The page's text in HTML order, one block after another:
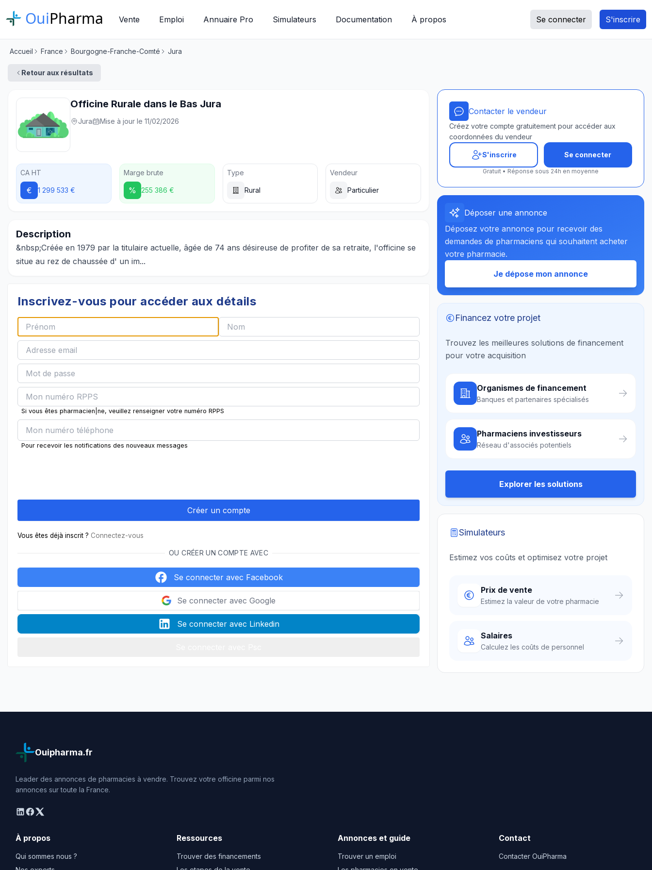
OuiPharma Vente Emploi Annuaire Pro Simulateurs Documentation À propos Se connecter S'inscrire
Accueil France Bourgogne-Franche-Comté Jura
Retour aux résultats
Officine Rurale dans le Bas Jura
Jura Mise à jour le 11/02/2026
CA HT
€ 1 299 533 €
Marge brute
% 255 386 €
Type
Rural
Vendeur
Particulier
Description
&nbsp;Créée en 1979 par la titulaire actuelle, âgée de 74 ans désireuse de profiter de sa retraite, l'officine se
situe au rez de chaussée d' un im...
Inscrivez-vous pour accéder aux détails
Si vous êtes pharmacien|ne, veuillez renseigner votre numéro RPPS
Pour recevoir les notifications des nouveaux messages
Vous êtes déjà inscrit ? Connectez-vous
OU CRÉER UN COMPTE AVEC
Se connecter avec Facebook
Se connecter avec Google
Se connecter avec Linkedin
Contacter le vendeur
Créez votre compte gratuitement pour accéder aux
coordonnées du vendeur
S'inscrire Se connecter
Gratuit • Réponse sous 24h en moyenne
Déposer une annonce
Déposez votre annonce pour recevoir des
demandes de pharmaciens qui souhaitent acheter
votre pharmacie.
Je dépose mon annonce
Financez votre projet
Trouvez les meilleures solutions de financement
pour votre acquisition
Organismes de financement
Banques et partenaires spécialisés
Pharmaciens investisseurs
Réseau d'associés potentiels
Explorer les solutions
Simulateurs
Estimez vos coûts et optimisez votre projet
Prix de vente
Estimez la valeur de votre pharmacie
Salaires
Calculez les coûts de personnel
Ouipharma.fr
Leader des annonces de pharmacies à vendre. Trouvez votre officine parmi nos
annonces sur toute la France.
linkedin
facebook
twitter
À propos
Qui sommes nous ?
Ressources
Trouver des financements
Annonces et guide
Trouver un emploi
Contact
Contacter OuiPharma